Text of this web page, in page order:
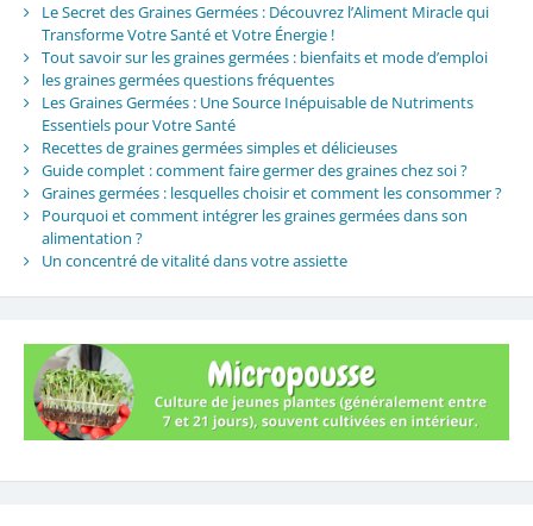
Le Secret des Graines Germées : Découvrez l’Aliment Miracle qui
Transforme Votre Santé et Votre Énergie !
Tout savoir sur les graines germées : bienfaits et mode d’emploi
les graines germées questions fréquentes
Les Graines Germées : Une Source Inépuisable de Nutriments
Essentiels pour Votre Santé
Recettes de graines germées simples et délicieuses
Guide complet : comment faire germer des graines chez soi ?
Graines germées : lesquelles choisir et comment les consommer ?
Pourquoi et comment intégrer les graines germées dans son
alimentation ?
Un concentré de vitalité dans votre assiette